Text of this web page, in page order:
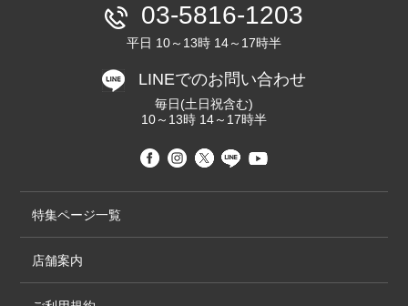
03-5816-1203
平日 10～13時 14～17時半
LINEでのお問い合わせ
毎日(土日祝含む)
10～13時 14～17時半
特集ページ一覧
店舗案内